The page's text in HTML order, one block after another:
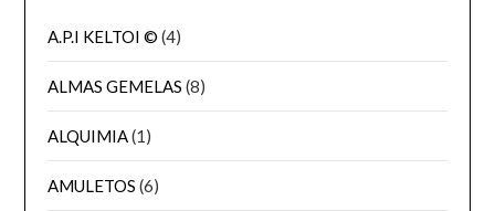
A.P.I KELTOI © (4)
ALMAS GEMELAS (8)
ALQUIMIA(1)
AMULETOS (6)